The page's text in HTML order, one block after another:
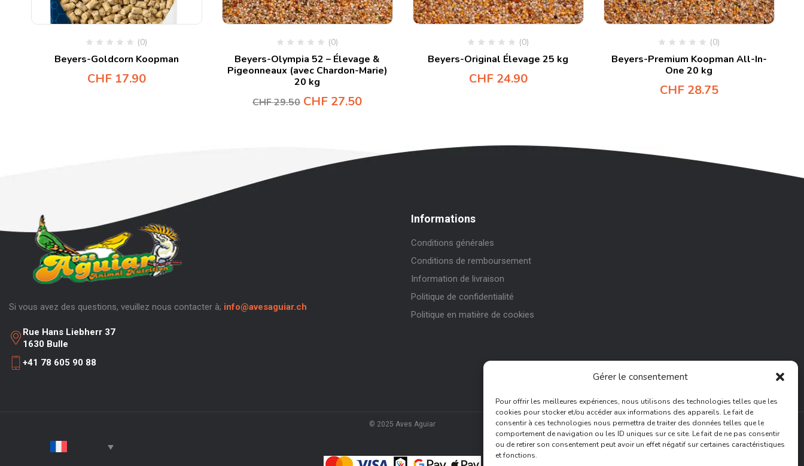
Gérer le consentement
Pour offrir les meilleures expériences, nous utilisons des technologies telles que les
cookies pour stocker et/ou accéder aux informations des appareils. Le fait de
consentir à ces technologies nous permettra de traiter des données telles que le
comportement de navigation ou les ID uniques sur ce site. Le fait de ne pas consentir
ou de retirer son consentement peut avoir un effet négatif sur certaines caractéristiques
et fonctions.
(0)
Beyers-Goldcorn Koopman
CHF17.90
(0)
Beyers-Olympia 52 – Élevage &
Pigeonneaux (avec Chardon-Marie)
20 kg
CHF29.50 CHF 27.50
(0)
Beyers-Original Élevage 25 kg
CHF24.90
(0)
Beyers-Premium Koopman All-In-
One 20 kg
CHF28.75
Si vous avez des questions, veuillez nous contacter à; info@avesaguiar.ch
Rue Hans Liebherr 37
1630 Bulle
+41 78 605 90 88
Informations
Conditions générales
Conditions de remboursement
Information de livraison
Politique de confidentialité
Politique en matière de cookies
© 2025 Aves Aguiar